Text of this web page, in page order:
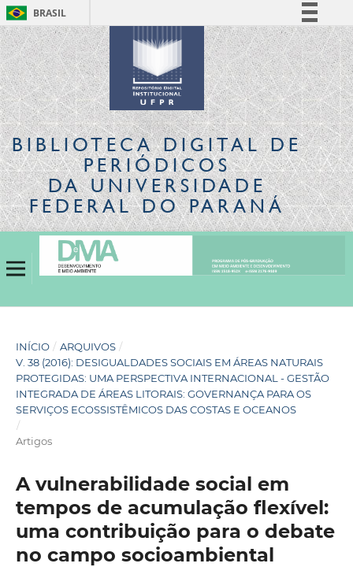
BRASIL
Simplifique!
Comunica BR
Participe
Acesso à informação
Legislação
Canais
BIBLIOTECA DIGITALDE
PERIÓDICOS
DA UNIVERSIDADE
FEDERAL DO PARANÁ
INÍCIO / ARQUIVOS /
V. 38 (2016): DESIGUALDADES SOCIAIS EM ÁREAS NATURAIS
PROTEGIDAS: UMA PERSPECTIVA INTERNACIONAL - GESTÃO
INTEGRADA DE ÁREAS LITORAIS: GOVERNANÇA PARA OS
SERVIÇOS ECOSSISTÊMICOS DAS COSTAS E OCEANOS
/
Artigos
A vulnerabilidade social em
tempos de acumulação flexível:
uma contribuição para o debate
no campo socioambiental